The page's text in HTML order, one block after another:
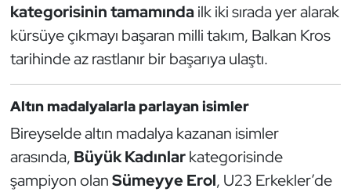
kategorisinin tamamındailk iki sırada yer alarak
kürsüye çıkmayı başaran milli takım, Balkan Kros
tarihinde az rastlanır bir başarıya ulaştı.
Altın madalyalarla parlayan isimler
Bireyselde altın madalya kazanan isimler
arasında, Büyük Kadınlarkategorisinde
şampiyon olanSümeyye Erol, U23 Erkekler’de
Karate
Kayak
Kempo
Kick Boks
Kürek